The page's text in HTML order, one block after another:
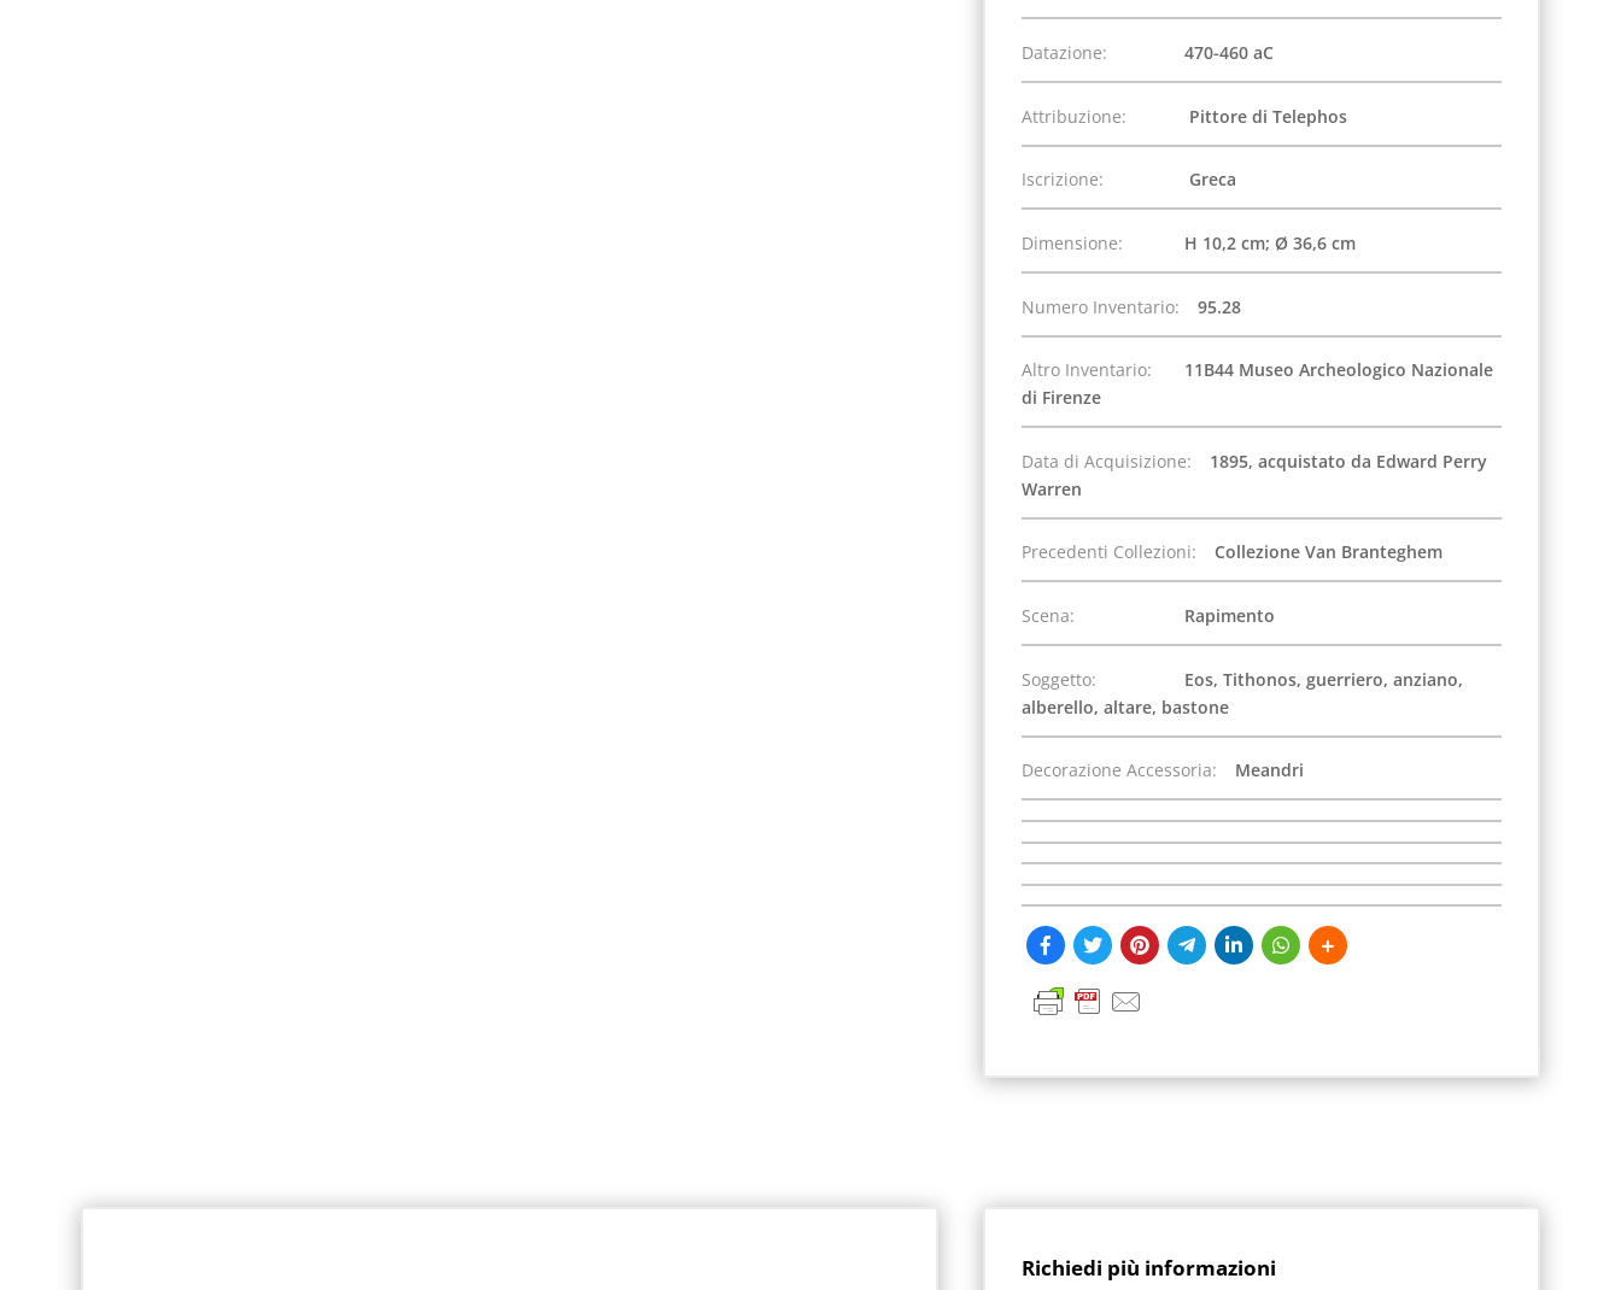
Datazione: 470-460 aC
Attribuzione: Pittore di Telephos
Iscrizione: Greca
Dimensione: H 10,2 cm; Ø 36,6 cm
Numero Inventario: 95.28
Altro Inventario:
11B44 Museo Archeologico Nazionale
di Firenze
Data di Acquisizione:
1895, acquistato da Edward Perry
Warren
Precedenti Collezioni: Collezione Van Branteghem
Scena: Rapimento
Soggetto:
Eos, Tithonos, guerriero, anziano,
alberello, altare, bastone
Decorazione Accessoria: Meandri
Richiedi più informazioni